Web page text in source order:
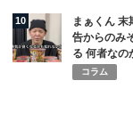
10
まぁくん 末
告からのみ
る 何者なの
コラム